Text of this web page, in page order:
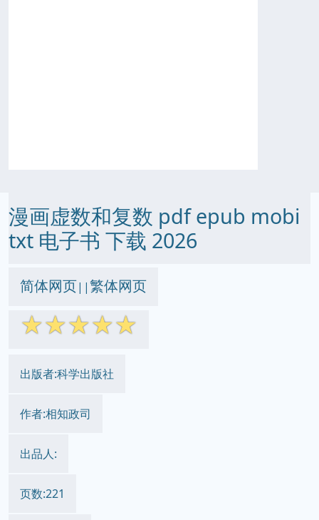
漫画虚数和复数 pdf epub mobi
txt 电子书 下载 2026
简体网页||繁体网页
☆☆☆☆☆
出版者:科学出版社
作者:相知政司
出品人:
页数:221